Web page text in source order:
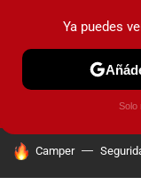
PRUEBAS
HOY SE HABLA DE
Camper
Ya puedes
Solo